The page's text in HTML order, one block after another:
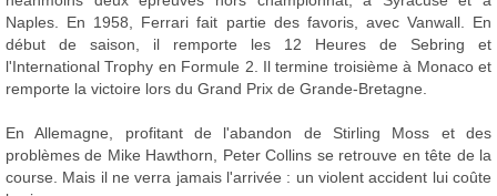
Naples. En 1958, Ferrari fait partie des favoris, avec Vanwall. En
début de saison, il remporte les 12 Heures de Sebring et
l'International Trophy en Formule 2. Il termine troisième à Monaco et
remporte la victoire lors du Grand Prix de Grande-Bretagne.
En Allemagne, profitant de l'abandon de Stirling Moss et des
problèmes de Mike Hawthorn, Peter Collins se retrouve en tête de la
course. Mais il ne verra jamais l'arrivée : un violent accident lui coûte